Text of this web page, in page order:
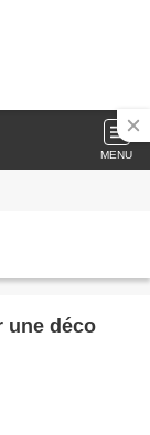
MENU
une déco